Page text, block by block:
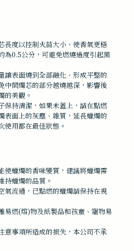
長度以控制火苗大小、使香氣更穩
為0.5公分，可避免燃燒過度引起黑
讓表面燒到全部融化、形成平整的
中間燭芯的部分越燒越深，影響後
的美觀。
保持清潔，如果未蓋上，請在點燃
表面上的灰塵、雜質，延長蠟燭的
使用都在最佳狀態。
使蠟燭的香味變質，建議將蠟燭需
持蠟燭的品質。
氣流通，已點燃的蠟燭請保持在視
易燃(熔)物及紙製品和孩童、寵物易
意事項所造成的損失，本公司不承